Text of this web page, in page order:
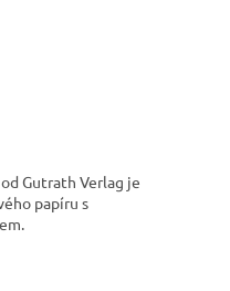
Gutrath Verlag je
papíru s